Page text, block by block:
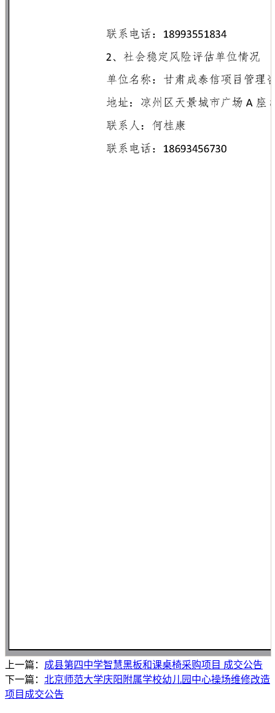
上一篇： 成县第四中学智慧黑板和课桌椅采购项目 成交公告
下一篇： 北京师范大学庆阳附属学校幼儿园中心操场维修改造
项目成交公告